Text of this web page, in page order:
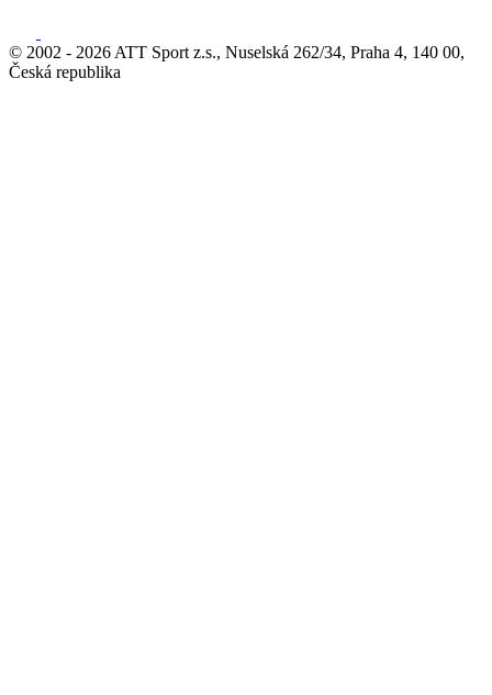
© 2002 - 2026 ATT Sport z.s., Nuselská 262/34, Praha 4, 140 00,
Česká republika